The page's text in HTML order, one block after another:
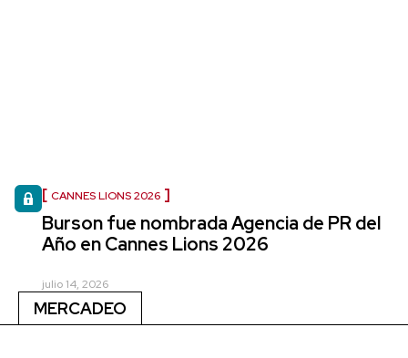
CANNES LIONS 2026
Burson fue nombrada Agencia de PR del
Año en Cannes Lions 2026
julio 14, 2026
MERCADEO